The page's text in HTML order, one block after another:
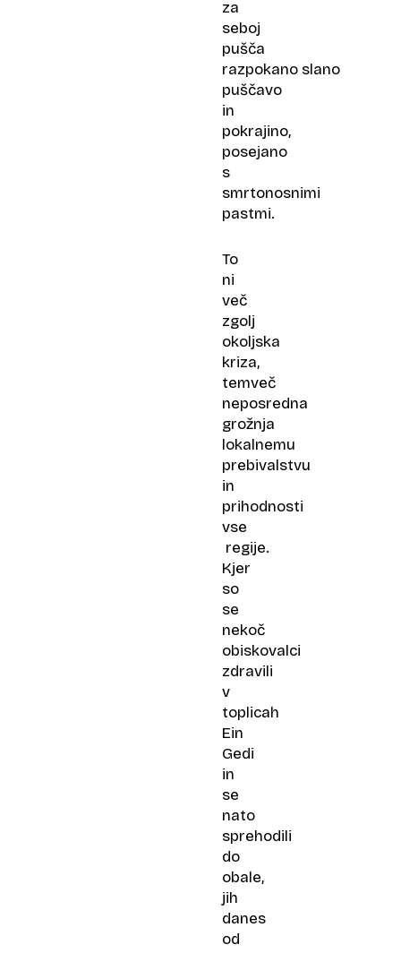
za
seboj
pušča
razpokano slano
puščavo
in
pokrajino,
posejano
s
smrtonosnimi
pastmi.
To
ni
več
zgolj
okoljska
kriza,
temveč
neposredna
grožnja
lokalnemu
prebivalstvu
in
prihodnosti
vse
regije.
Kjer
so
se
nekoč
obiskovalci
zdravili
v
toplicah
Ein
Gedi
in
se
nato
sprehodili
do
obale,
jih
danes
od